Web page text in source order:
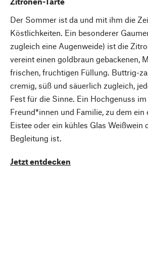
Der Sommer ist da und mit ihm die
Köstlichkeiten. Ein besonderer
zugleich eine Augenweide) ist die
vereint einen goldbraun gebackenen,
frischen, fruchtigen Füllung. Buttrig-
cremig, süß und säuerlich zugleich,
Fest für die Sinne. Ein Hochgenuss
Freund*innen und Familie, zu dem ein
Eistee oder ein kühles Glas Weißwein
Begleitung ist.
Jetzt entdecken